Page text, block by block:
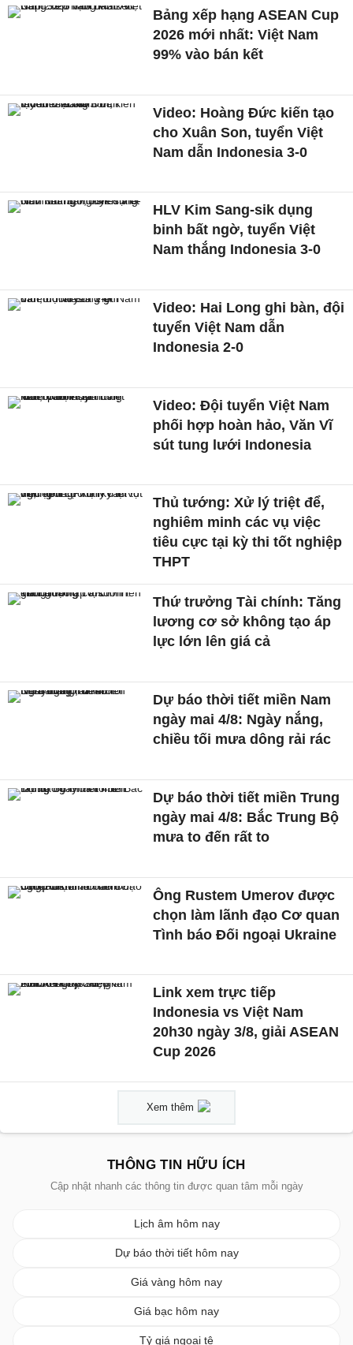
Bảng xếp hạng ASEAN Cup
2026 mới nhất: Việt Nam
99% vào bán kết
Video: Hoàng Đức kiến tạo
cho Xuân Son, tuyển Việt
Nam dẫn Indonesia 3-0
HLV Kim Sang-sik dụng
binh bất ngờ, tuyển Việt
Nam thắng Indonesia 3-0
Video: Hai Long ghi bàn, đội
tuyển Việt Nam dẫn
Indonesia 2-0
Video: Đội tuyển Việt Nam
phối hợp hoàn hảo, Văn Vĩ
sút tung lưới Indonesia
Thủ tướng: Xử lý triệt để,
nghiêm minh các vụ việc
tiêu cực tại kỳ thi tốt nghiệp
THPT
Thứ trưởng Tài chính: Tăng
lương cơ sở không tạo áp
lực lớn lên giá cả
Dự báo thời tiết miền Nam
ngày mai 4/8: Ngày nắng,
chiều tối mưa dông rải rác
Dự báo thời tiết miền Trung
ngày mai 4/8: Bắc Trung Bộ
mưa to đến rất to
Ông Rustem Umerov được
chọn làm lãnh đạo Cơ quan
Tình báo Đối ngoại Ukraine
Link xem trực tiếp
Indonesia vs Việt Nam
20h30 ngày 3/8, giải ASEAN
Cup 2026
Xem thêm
THÔNG TIN HỮU ÍCH
Cập nhật nhanh các thông tin được quan tâm mỗi ngày
Lịch âm hôm nay
Dự báo thời tiết hôm nay
Giá vàng hôm nay
Giá bạc hôm nay
Tỷ giá ngoại tệ